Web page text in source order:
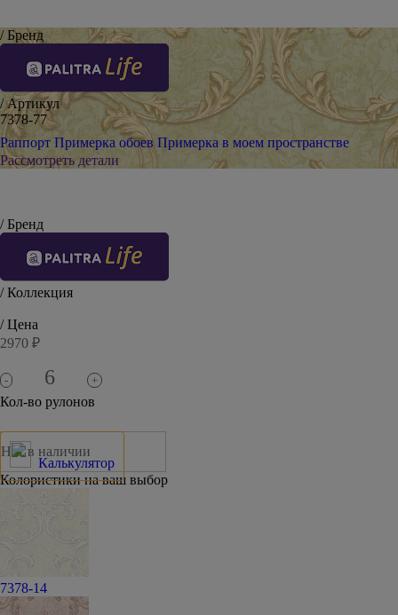
/ Бренд
/ Артикул
7378-77
Раппорт Примерка обоев Примерка в моем пространстве
Рассмотреть детали
/ Бренд
/ Коллекция
/ Цена
2970 ₽
- +
Кол-во рулонов
Калькулятор
Нет в наличии
Колористики на ваш выбор
7378-14